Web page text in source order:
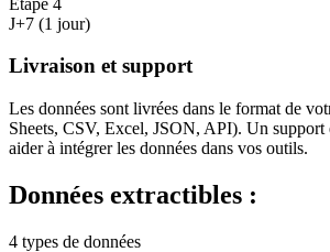
J+7 (1 jour)
Livraison et support
Les données sont livrées dans le format de
Sheets, CSV, Excel, JSON, API). Un support
aider à intégrer les données dans vos outils.
Données extractibles :
4 types de données